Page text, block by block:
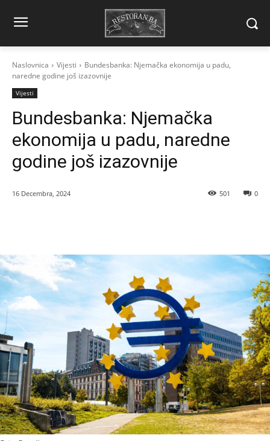
Naslovnica Vijesti
Bundesbanka: Njemačka ekonomija u padu,
naredne godine još izazovnije
Vijesti
Bundesbanka: Njemačka
ekonomija u padu, naredne
godine još izazovnije
16 Decembra, 2024 0
501